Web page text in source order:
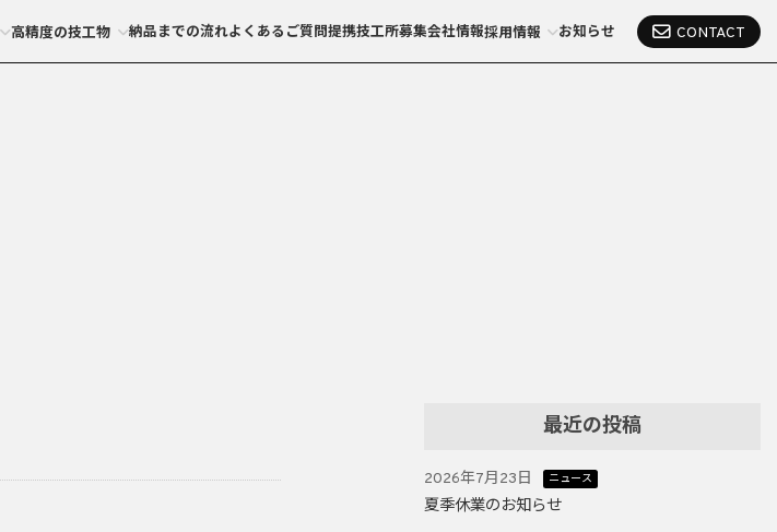
CONTACT
高精度の技工物 納品までの流れよくあるご質問提携技工所募集会社情報採用情報 お知らせ
最近の投稿
2026年7月23日 ニュース
夏季休業のお知らせ